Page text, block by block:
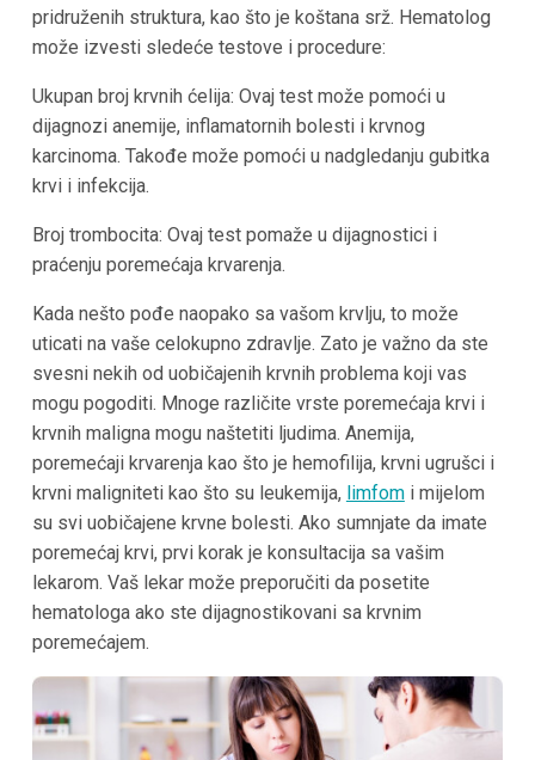
pridruženih struktura, kao što je koštana srž. Hematolog
može izvesti sledeće testove i procedure:
Ukupan broj krvnih ćelija: Ovaj test može pomoći u
dijagnozi anemije, inflamatornih bolesti i krvnog
karcinoma. Takođe može pomoći u nadgledanju gubitka
krvi i infekcija.
Broj trombocita: Ovaj test pomaže u dijagnostici i
praćenju poremećaja krvarenja.
Kada nešto pođe naopako sa vašom krvlju, to može
uticati na vaše celokupno zdravlje. Zato je važno da ste
svesni nekih od uobičajenih krvnih problema koji vas
mogu pogoditi. Mnoge različite vrste poremećaja krvi i
krvnih maligna mogu naštetiti ljudima. Anemija,
poremećaji krvarenja kao što je hemofilija, krvni ugrušci i
krvni maligniteti kao što su leukemija, limfomi mijelom
su svi uobičajene krvne bolesti. Ako sumnjate da imate
poremećaj krvi, prvi korak je konsultacija sa vašim
lekarom. Vaš lekar može preporučiti da posetite
hematologa ako ste dijagnostikovani sa krvnim
poremećajem.